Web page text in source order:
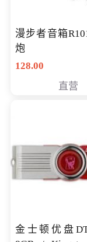
漫步者音箱
炮
128.00
直营
金士顿优盘